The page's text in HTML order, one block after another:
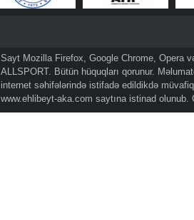
Sayt Mozilla Firefox, Google Chrome, Opera
ALLSPORT. Bütün hüquqları qorunur.
internet səhifələrində istifadə edildikdə
www.ehlibeyt-aka.com saytına istinad olunub.